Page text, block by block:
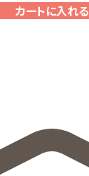
カートに入れる